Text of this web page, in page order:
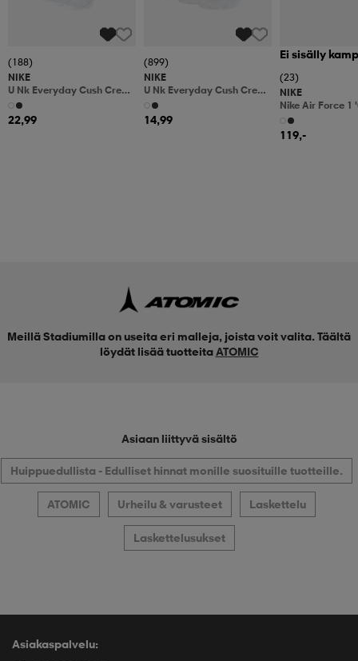
(188)
NIKE
U Nk Everyday Cush Crew
6pr-Bd
22,99
(899)
NIKE
U Nk Everyday Cush Crew
3pr
14,99
Ei sisälly
(23)
NIKE
Nike Air Force 1
Shoes
119,-
Meillä Stadiumilla on useita eri malleja, joista voit valita. Täältä
löydät lisää tuotteita ATOMIC
Asiaan liittyvä sisältö
Huippuedullista - Edulliset hinnat monille suosituille tuotteille.
ATOMIC Urheilu & varusteet Laskettelu
Laskettelusukset
Asiakaspalvelu: